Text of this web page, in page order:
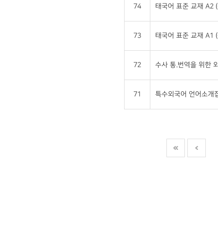
74 태국어 표준 교재 A2
73 태국어 표준 교재 A1
72 수사 통.번역을 위한
71 특수외국어 언어소개